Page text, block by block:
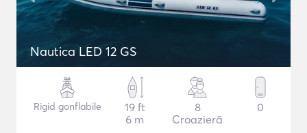
Nautica LED 12 GS
Rigid gonflabile
19 ft
6 m
8
Croazieră
0